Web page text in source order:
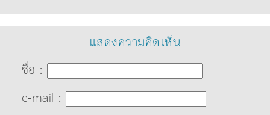
แสดงความคิดเห็น
ชื่อ :
e-mail :